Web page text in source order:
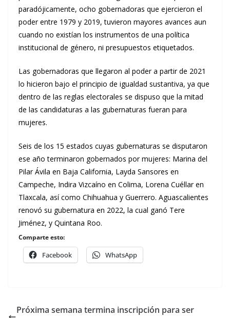
paradójicamente, ocho gobernadoras que ejercieron el
poder entre 1979 y 2019, tuvieron mayores avances aun
cuando no existían los instrumentos de una política
institucional de género, ni presupuestos etiquetados.
Las gobernadoras que llegaron al poder a partir de 2021
lo hicieron bajo el principio de igualdad sustantiva, ya que
dentro de las reglas electorales se dispuso que la mitad
de las candidaturas a las gubernaturas fueran para
mujeres.
Seis de los 15 estados cuyas gubernaturas se disputaron
ese año terminaron gobernados por mujeres: Marina del
Pilar Ávila en Baja California, Layda Sansores en
Campeche, Indira Vizcaíno en Colima, Lorena Cuéllar en
Tlaxcala, así como Chihuahua y Guerrero. Aguascalientes
renovó su gubernatura en 2022, la cual ganó Tere
Jiménez, y Quintana Roo.
Comparte esto:
Facebook WhatsApp
Próxima semana termina inscripción para ser